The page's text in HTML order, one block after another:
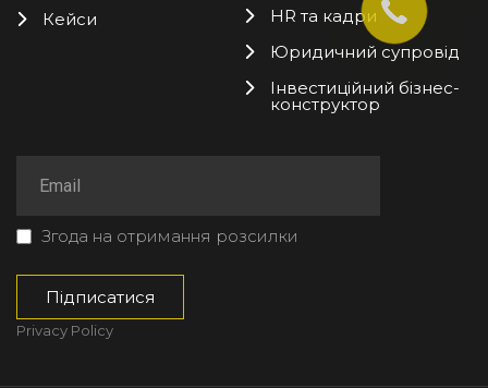
Кейси
HR та кадри
Юридичний супровід
Інвестиційний бізнес-
конструктор
Згода на отримання розсилки
Privacy Policy